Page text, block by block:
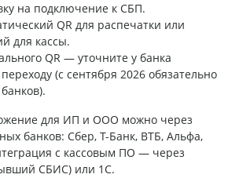
на подключение к СБП.
QR для распечатки или
для кассы.
QR — уточните у банка
переходу (с сентября 2026 обязательно
для ИП и ООО можно через
банков: Сбер, Т-Банк, ВТБ, Альфа,
с кассовым ПО — через
СБИС) или 1С.